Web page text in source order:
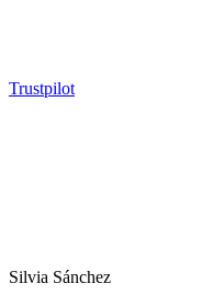
Trustpilot
Silvia Sánchez